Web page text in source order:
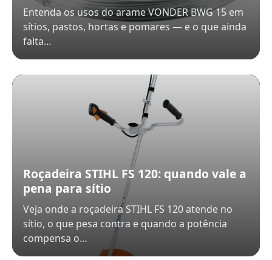
Entenda os usos do arame VONDER BWG 15 em
sítios, pastos, hortas e pomares — e o que ainda
falta…
Roçadeira STIHL FS 120: quando vale a
pena para sítio
Veja onde a roçadeira STIHL FS 120 atende no
sítio, o que pesa contra e quando a potência
compensa o…